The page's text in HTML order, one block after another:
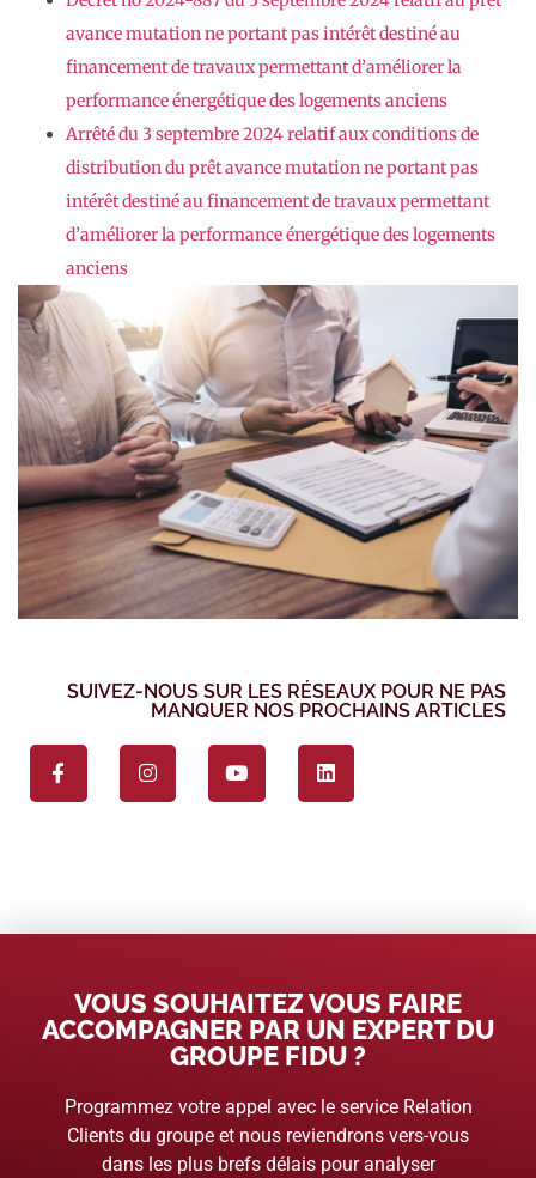
avance mutation ne portant pas intérêt destiné au
financement de travaux permettant d’améliorer la
performance énergétique des logements anciens
Arrêté du 3 septembre 2024 relatif aux conditions de
distribution du prêt avance mutation ne portant pas
intérêt destiné au financement de travaux permettant
d’améliorer la performance énergétique des logements
anciens
SUIVEZ-NOUS SUR LES RÉSEAUX POUR NE PAS
MANQUER NOS PROCHAINS ARTICLES
VOUS SOUHAITEZ VOUS FAIRE
ACCOMPAGNER PAR UN EXPERT DU
GROUPE FIDU ?
Programmez votre appel avec le service Relation
Clients du groupe et nous reviendrons vers-vous
dans les plus brefs délais pour analyser